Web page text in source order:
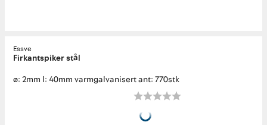
Essve
Firkantspiker stål
ø: 2mm l: 40mm varmgalvanisert ant: 770stk